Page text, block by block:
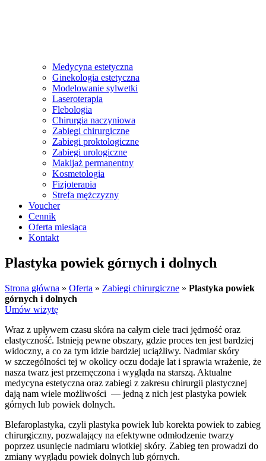
Medycyna estetyczna
Ginekologia estetyczna
Modelowanie sylwetki
Laseroterapia
Flebologia
Chirurgia naczyniowa
Zabiegi chirurgiczne
Zabiegi proktologiczne
Zabiegi urologiczne
Makijaż permanentny
Kosmetologia
Fizjoterapia
Strefa mężczyzny
Voucher
Cennik
Oferta miesiąca
Kontakt
Plastyka powiek górnych i dolnych
Strona główna » Oferta » Zabiegi chirurgiczne » Plastyka powiek
górnych i dolnych
Umów wizytę
Wraz z upływem czasu skóra na całym ciele traci jędrność oraz
elastyczność. Istnieją pewne obszary, gdzie proces ten jest bardziej
widoczny, a co za tym idzie bardziej uciążliwy. Nadmiar skóry
w szczególności tej w okolicy oczu dodaje lat i sprawia wrażenie, że
nasza twarz jest przemęczona i wygląda na starszą. Aktualne
medycyna estetyczna oraz zabiegi z zakresu chirurgii plastycznej
dają nam wiele możliwości — jedną z nich jest plastyka powiek
górnych lub powiek dolnych.
Blefaroplastyka, czyli plastyka powiek lub korekta powiek to zabieg
chirurgiczny, pozwalający na efektywne odmłodzenie twarzy
poprzez usunięcie nadmiaru wiotkiej skóry. Zabieg ten prowadzi do
zmiany wyglądu powiek dolnych lub górnych.